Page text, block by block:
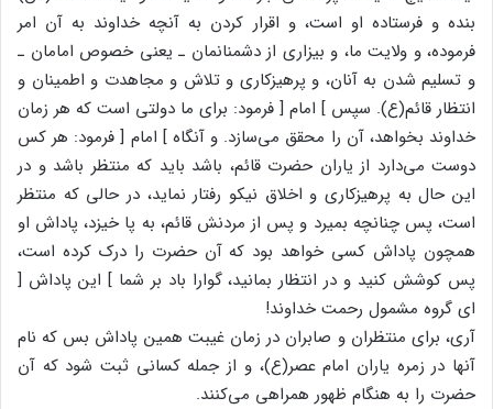
بنده‌ و فرستاده‌ او است‌، و اقرار کردن‌ به‌ آنچه‌ خداوند به‌ آن‌ امر
فرموده‌، و ولایت‌ ما، و بیزاری‌ از دشمنانمان‌ ـ یعنی‌ خصوص‌ امامان‌ ـ
و تسلیم‌ شدن‌ به‌ آنان‌، و پرهیزکاری‌ و تلاش‌ و مجاهدت‌ و اطمینان‌ و
انتظار قائم‌(ع‌). سپس‌ ] امام‌ [ فرمود: برای‌ ما دولتی‌ است‌ که‌ هر زمان‌
خداوند بخواهد، آن‌ را محقق‌ می‌سازد. و آنگاه‌ ] امام‌ [ فرمود: هر کس‌
دوست‌ می‌دارد از یاران‌ حضرت‌ قائم‌، باشد باید که‌ منتظر باشد و در
این‌ حال‌ به‌ پرهیزکاری‌ و اخلاق‌ نیکو رفتار نماید، در حالی‌ که‌ منتظر
است‌، پس‌ چنانچه‌ بمیرد و پس‌ از مردنش‌ قائم‌، به‌ پا خیزد، پاداش‌ او
همچون‌ پاداش‌ کسی‌ خواهد بود که‌ آن‌ حضرت‌ را درک‌ کرده‌ است‌،
پس‌ کوشش‌ کنید و در انتظار بمانید، گوارا باد بر شما ] این‌ پاداش‌ [
ای‌ گروه‌ مشمول‌ رحمت‌ خداوند!
آری‌، برای‌ منتظران‌ و صابران‌ در زمان‌ غیبت‌ همین‌ پاداش‌ بس‌ که‌ نام‌
آنها در زمره‌ یاران‌ امام‌ عصر(ع‌)، و از جمله‌ کسانی‌ ثبت‌ شود که‌ آن‌
حضرت‌ را به‌ هنگام‌ ظهور همراهی‌ می‌کنند.